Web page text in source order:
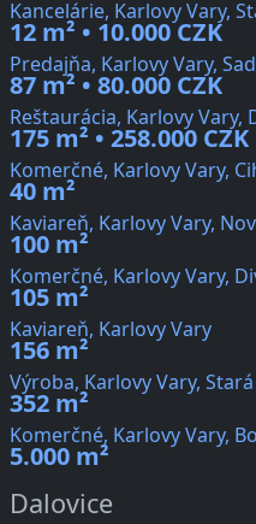
Kancelárie, Karlovy Vary,
12 m² • 10.000 CZK
Predajňa, Karlovy Vary,
87 m² • 80.000 CZK
Reštaurácia, Karlovy Vary,
175 m² • 258.000 CZK
Komerčné, Karlovy Vary,
40 m²
Kaviareň, Karlovy Vary,
100 m²
Komerčné, Karlovy Vary,
105 m²
Kaviareň, Karlovy Vary
156 m²
Výroba, Karlovy Vary,
352 m²
Komerčné, Karlovy Vary,
5.000 m²
Dalovice